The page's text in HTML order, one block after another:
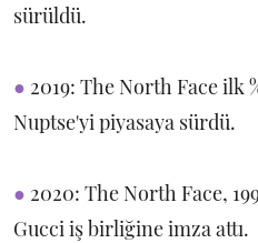
sürüldü.
● 2019: The North Face ilk
Nuptse'yi piyasaya sürdü.
● 2020: The North Face,
Gucci iş birliğine imza attı.